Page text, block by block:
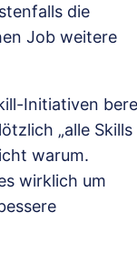
die
Job weitere
Initiativen
„alle Skills
warum.
wirklich um